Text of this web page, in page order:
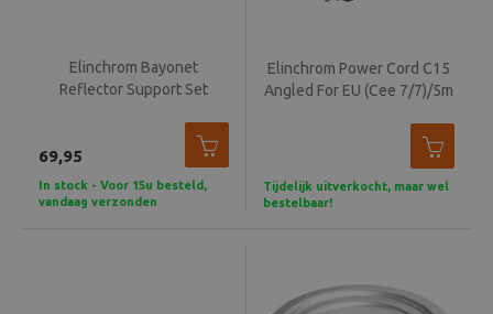
Studio
Beeld en bewerking
Verrekijker
Elinchrom Bayonet
Reflector Support Set
69,95
In stock - Voor 15u besteld,
vandaag verzonden
Elinchrom Power Cord C15
Angled For EU (Cee 7/7)/5m
Tijdelijk uitverkocht, maar wel
bestelbaar!